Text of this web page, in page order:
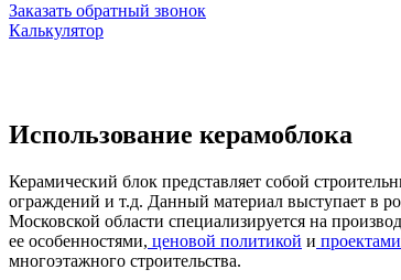
Заказать обратный звонок
Калькулятор
Использование керамоблока
Керамический блок представляет собой
ограждений и т.д. Данный материал выступает в
Московской области специализируется на
ее особенностями, ценовой политикой и
многоэтажного строительства.